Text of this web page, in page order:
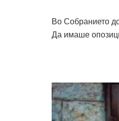
Во Собранието
Да имаше